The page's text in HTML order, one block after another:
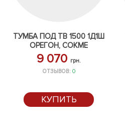
ТУМБА ПОД ТВ 1500 1Д1Ш
ОРЕГОН, СОКМЕ
9 070 грн.
ОТЗЫВОВ: 0
КУПИТЬ